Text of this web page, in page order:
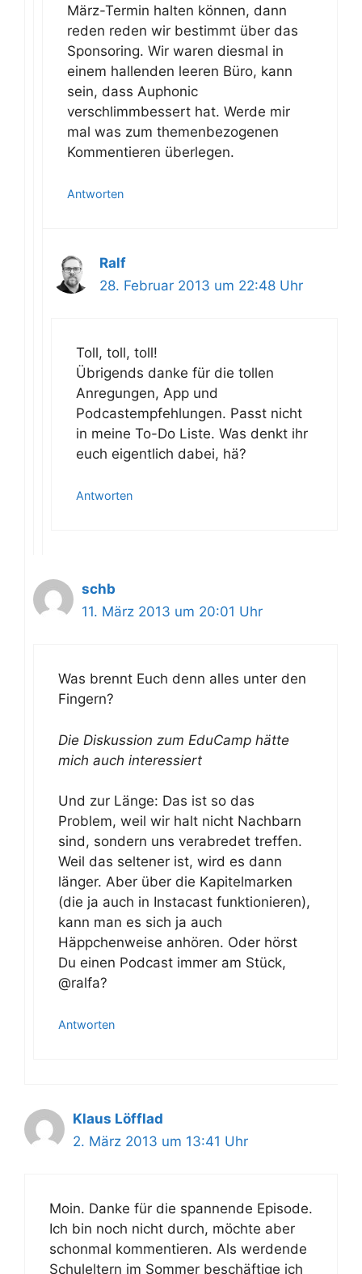
März-Termin halten können, dann
reden reden wir bestimmt über das
Sponsoring. Wir waren diesmal in
einem hallenden leeren Büro, kann
sein, dass Auphonic
verschlimmbessert hat. Werde mir
mal was zum themenbezogenen
Kommentieren überlegen.
Antworten
Ralf
28. Februar 2013 um 22:48 Uhr
Toll, toll, toll!
Übrigends danke für die tollen
Anregungen, App und
Podcastempfehlungen. Passt nicht
in meine To-Do Liste. Was denkt ihr
euch eigentlich dabei, hä?
Antworten
schb
11. März 2013 um 20:01 Uhr
Was brennt Euch denn alles unter den
Fingern?
Die Diskussion zum EduCamp hätte
mich auch interessiert
Und zur Länge: Das ist so das
Problem, weil wir halt nicht Nachbarn
sind, sondern uns verabredet treffen.
Weil das seltener ist, wird es dann
länger. Aber über die Kapitelmarken
(die ja auch in Instacast funktionieren),
kann man es sich ja auch
Häppchenweise anhören. Oder hörst
Du einen Podcast immer am Stück,
@ralfa?
Antworten
Klaus Löfflad
2. März 2013 um 13:41 Uhr
Moin. Danke für die spannende Episode.
Ich bin noch nicht durch, möchte aber
schonmal kommentieren. Als werdende
Schuleltern im Sommer beschäftige ich